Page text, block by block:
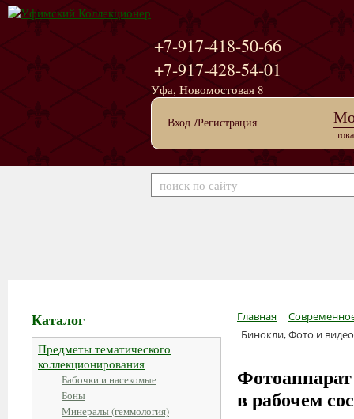
+7-917-418-50-66
+7-917-428-54-01
Уфа, Новомостовая 8
Вход /Регистрация
Каталог
Предметы тематического
коллекционирования
Бабочки и насекомые
Боны
Минералы (геммология)
Главная
Бинокли, Фото и
в рабочем